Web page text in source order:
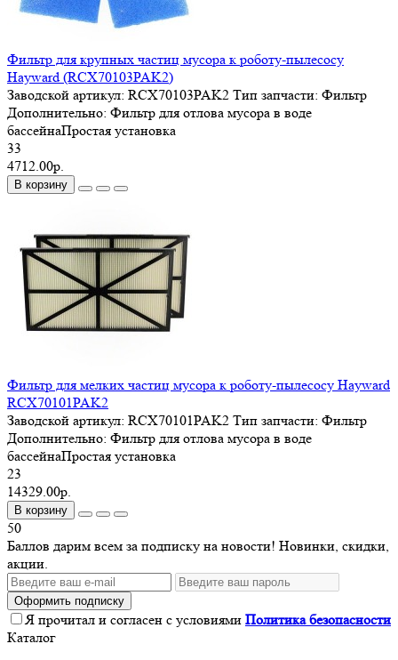
Фильтр для крупных частиц мусора к роботу-пылесосу
Hayward (RCX70103PAK2)
Заводской артикул: RCX70103PAK2 Тип запчасти: Фильтр
Дополнительно: Фильтр для отлова мусора в воде
бассейнаПростая установка
33
4712.00р.
В корзину
Фильтр для мелких частиц мусора к роботу-пылесосу Hayward
RCX70101PAK2
Заводской артикул: RCX70101PAK2 Тип запчасти: Фильтр
Дополнительно: Фильтр для отлова мусора в воде
бассейнаПростая установка
23
14329.00р.
В корзину
50
Баллов дарим всем за подписку на новости! Новинки, скидки,
акции.
Оформить подписку
Я прочитал и согласен с условиями Политика безопасности
Каталог